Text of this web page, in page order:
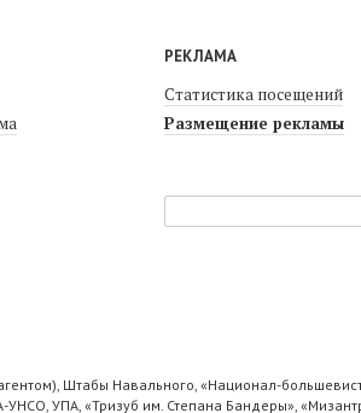
РЕКЛАМА
Статистика посещений
Размещение рекламы
Штабы Навального, «Национал-
УПА, «Тризуб им. Степана Бандеры»,